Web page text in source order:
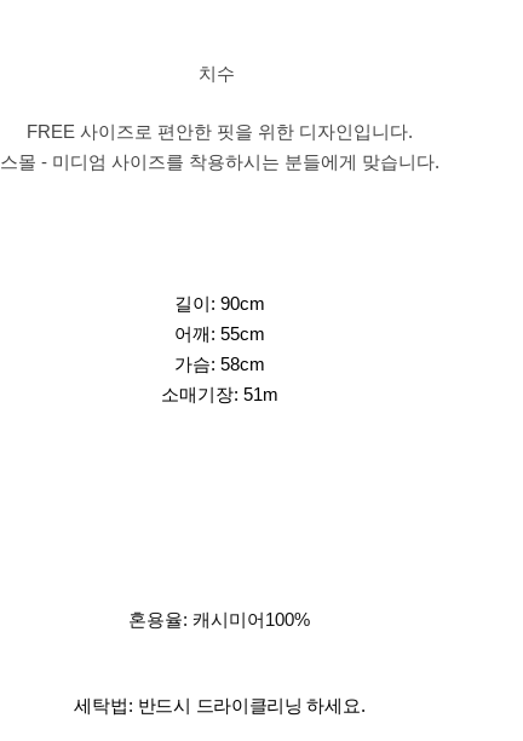
치수
FREE 사이즈로 편안한 핏을 위한 디자인입니다.
스몰 - 미디엄 사이즈를 착용하시는 분들에게 맞습니다.
길이: 90cm
어깨: 55cm
가슴: 58cm
소매기장: 51m
혼용율: 캐시미어100%
세탁법: 반드시 드라이클리닝 하세요.